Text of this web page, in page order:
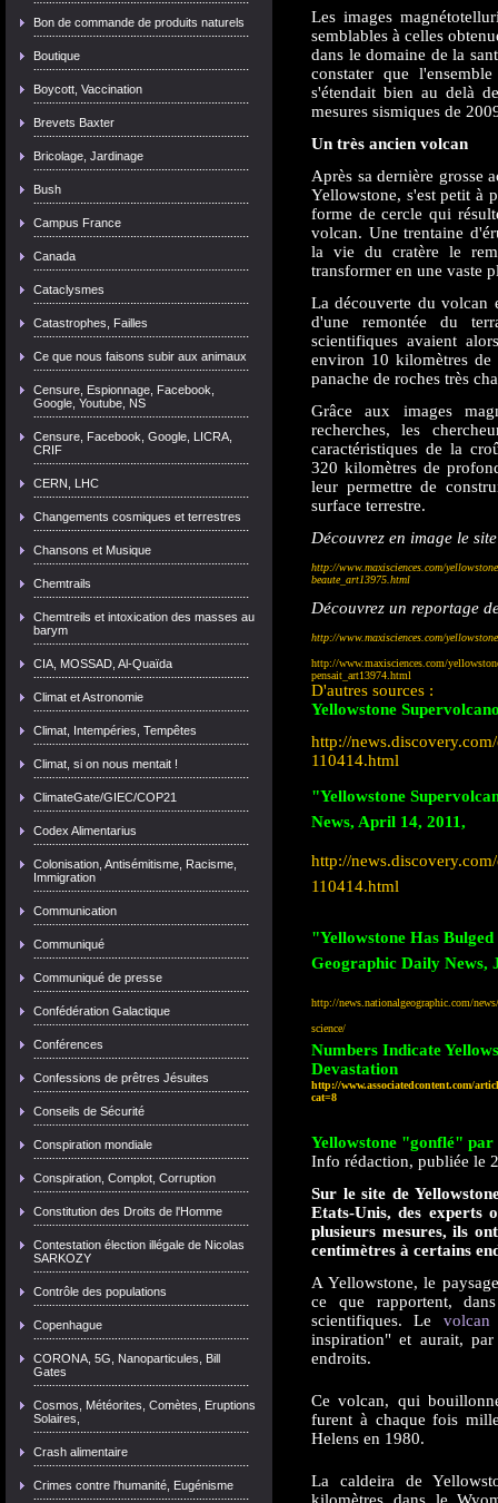
Bon de commande de produits naturels
Boutique
Boycott, Vaccination
Brevets Baxter
Bricolage, Jardinage
Bush
Campus France
Canada
Cataclysmes
Catastrophes, Failles
Ce que nous faisons subir aux animaux
Censure, Espionnage, Facebook,
Google, Youtube, NS
Censure, Facebook, Google, LICRA,
CRIF
CERN, LHC
Changements cosmiques et terrestres
Chansons et Musique
Chemtrails
Chemtreils et intoxication des masses au
barym
CIA, MOSSAD, Al-Quaïda
Climat et Astronomie
Climat, Intempéries, Tempêtes
Climat, si on nous mentait !
ClimateGate/GIEC/COP21
Codex Alimentarius
Colonisation, Antisémitisme, Racisme,
Immigration
Communication
Communiqué
Communiqué de presse
Confédération Galactique
Conférences
Confessions de prêtres Jésuites
Conseils de Sécurité
Conspiration mondiale
Conspiration, Complot, Corruption
Constitution des Droits de l'Homme
Contestation élection illégale de Nicolas
SARKOZY
Contrôle des populations
Copenhague
CORONA, 5G, Nanoparticules, Bill
Gates
Cosmos, Météorites, Comètes, Eruptions
Solaires,
Crash alimentaire
Crimes contre l'humanité, Eugénisme
Les images
semblables à celles
dans le domaine de la
constater que
s'étendait bien au delà
mesures sismiques de
Un très ancien volcan
Après sa dernière grosse
Yellowstone, s'est petit à
forme de cercle qui
volcan. Une trentaine
la vie du cratère le
transformer en une vaste
La découverte du volcan
d'une remontée du
scientifiques avaient
environ 10 kilomètres de
panache de roches très
Grâce aux images
recherches, les
caractéristiques de la
320 kilomètres de
leur permettre de
surface terrestre.
Découvrez en image le
http://www.maxisciences.com/
beaute_art13975.html
Découvrez un reportage
http://www.maxisciences.com/
http://www.maxisciences.com/
pensait_art13974.html
D'autres sources :
Yellowstone
http://
110414.html
"Yellowstone
News, April 14, 2011,
http://
110414.html
"Yellowstone Has
Geographic Daily News,
http://news.nationalgeographic.com/
science/
Numbers Indicate
Devastation
http://www.associatedcontent.com/
cat=8
Yellowstone "gonflé" par
Info rédaction, publiée le
Sur le site de
Etats-Unis, des experts
plusieurs mesures, ils
centimètres à certains
A Yellowstone, le
ce que rapportent,
scientifiques. Le volcan
inspiration" et aurait,
endroits.
Ce volcan, qui
furent à chaque fois
Helens en 1980.
La caldeira de